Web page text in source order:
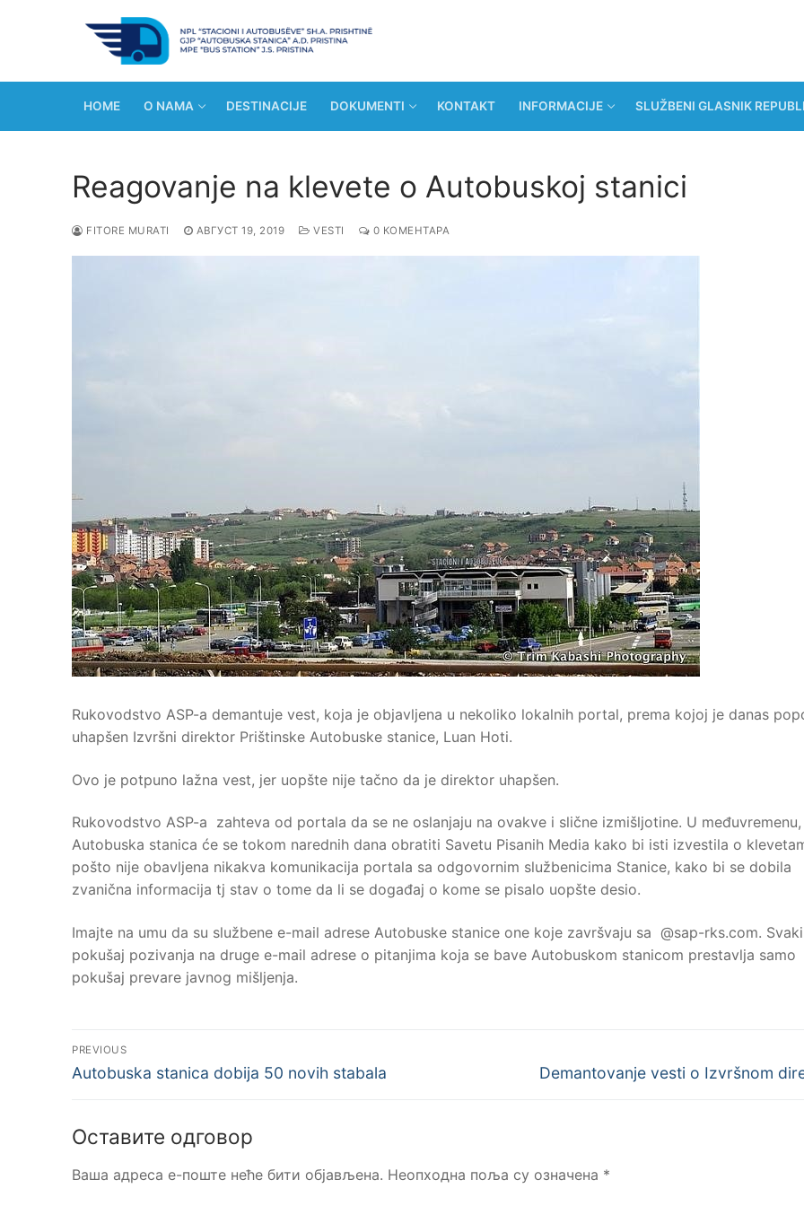
HOME O NAMA DESTINACIJE DOKUMENTI KONTAKT INFORMACIJE SLUŽBENI GLASNIK
Reagovanje na klevete o Autobuskoj stanici
FITORE MURATI АВГУСТ 19, 2019 VESTI 0 КОМЕНТАРА
Rukovodstvo ASP-a demantuje vest, koja je objavljena u nekoliko lokalnih portal, prema kojoj je danas
uhapšen Izvršni direktor Prištinske Autobuske stanice, Luan Hoti.
Ovo je potpuno lažna vest, jer uopšte nije tačno da je direktor uhapšen.
Rukovodstvo ASP-a zahteva od portala da se ne oslanjaju na ovakve i slične izmišljotine. U međuvremenu,
Autobuska stanica će se tokom narednih dana obratiti Savetu Pisanih Media kako bi isti izvestila o
pošto nije obavljena nikakva komunikacija portala sa odgovornim službenicima Stanice, kako bi se dobila
zvanična informacija tj stav o tome da li se događaj o kome se pisalo uopšte desio.
Imajte na umu da su službene e-mail adrese Autobuske stanice one koje završvaju sa @sap-rks.com. Svaki
pokušaj pozivanja na druge e-mail adrese o pitanjima koja se bave Autobuskom stanicom prestavlja samo
pokušaj prevare javnog mišljenja.
Кретање
чланка
PREVIOUS
Previous
Autobuska stanica dobija 50 novih stabala
Next
Demantovanje vesti o Izvršnom
Оставите одговор
Ваша адреса е-поште неће бити објављена. Неопходна поља су означена *